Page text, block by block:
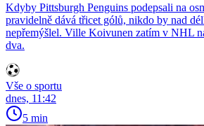
Kdyby Pittsburgh Penguins podepsali na
pravidelně dává třicet gólů, nikdo by nad
nepřemýšlel. Ville Koivunen zatím v NHL
dva.
Vše o sportu
dnes, 11:42
5 min